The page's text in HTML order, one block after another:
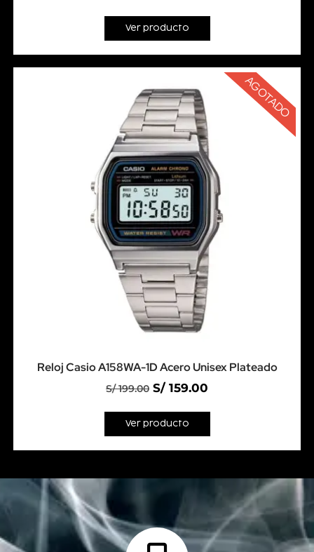
Ver producto
AGOTADO
Reloj Casio A158WA-1D Acero Unisex Plateado
S/199.00 S/159.00
Ver producto